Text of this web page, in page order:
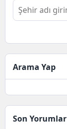
Arama Yap
Son Yorumlar